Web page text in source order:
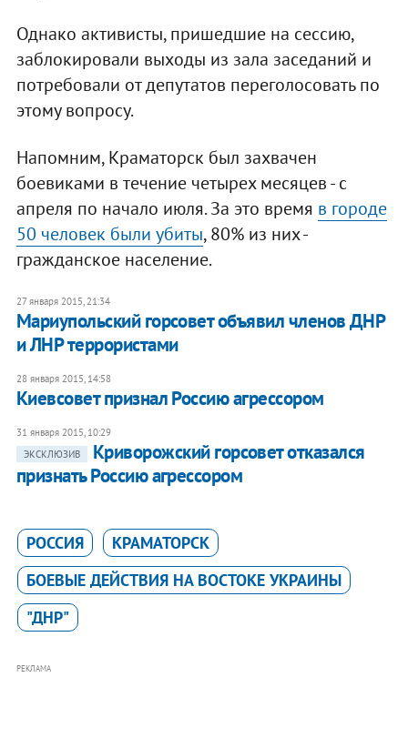
Однако активисты, пришедшие на сессию,
заблокировали выходы из зала заседаний и
потребовали от депутатов переголосовать по
этому вопросу.
Напомним, Краматорск был захвачен
боевиками в течение четырех месяцев - с
апреля по начало июля. За это время в городе
50 человек были убиты, 80% из них -
гражданское население.
27 января 2015, 21:34
Мариупольский горсовет объявил членов ДНР
и ЛНР террористами
28 января 2015, 14:58
Киевсовет признал Россию агрессором
31 января 2015, 10:29
ЭКСКЛЮЗИВ
Криворожский горсовет отказался
признать Россию агрессором
РОССИЯ
КРАМАТОРСК
БОЕВЫЕ ДЕЙСТВИЯ НА ВОСТОКЕ УКРАИНЫ
"ДНР"
РЕКЛАМА